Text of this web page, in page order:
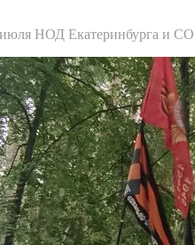
июля НОД Екатеринбурга и